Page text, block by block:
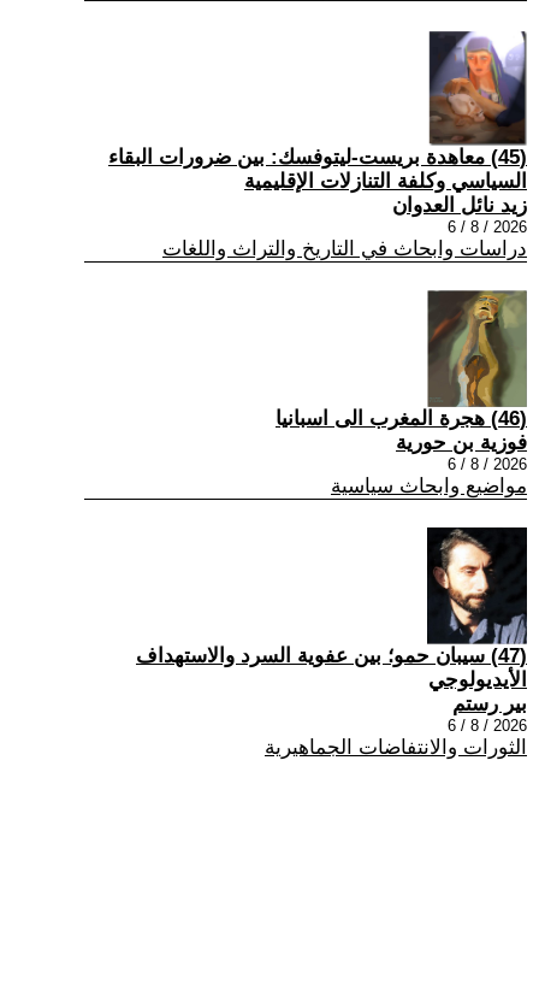
(45) معاهدة بريست-ليتوفسك: بين ضرورات البقاء
السياسي وكلفة التنازلات الإقليمية
زيد نائل العدوان
2026 / 8 / 6
دراسات وابحاث في التاريخ والتراث واللغات
(46) هجرة المغرب الى اسبانيا
فوزية بن حورية
2026 / 8 / 6
مواضيع وابحاث سياسية
(47) سيبان حمو؛ بين عفوية السرد والاستهداف
الأيديولوجي
بير رستم
2026 / 8 / 6
الثورات والانتفاضات الجماهيرية